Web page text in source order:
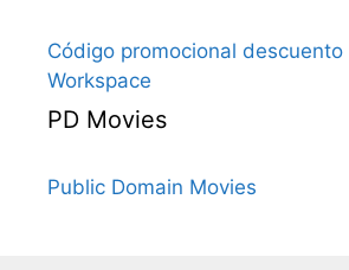
Código promocional descuento
Workspace
PD Movies
Public Domain Movies